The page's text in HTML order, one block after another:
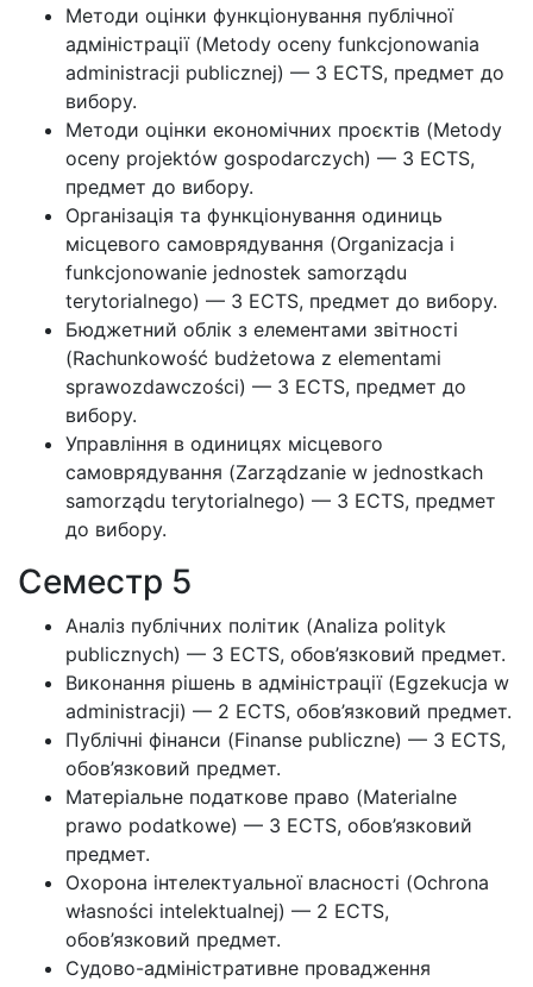
Методи оцінки функціонування публічної
адміністрації (Metody oceny funkcjonowania
administracji publicznej) — 3 ECTS, предмет до
вибору.
Методи оцінки економічних проєктів (Metody
oceny projektów gospodarczych) — 3 ECTS,
предмет до вибору.
Організація та функціонування одиниць
місцевого самоврядування (Organizacja i
funkcjonowanie jednostek samorządu
terytorialnego) — 3 ECTS, предмет до вибору.
Бюджетний облік з елементами звітності
(Rachunkowość budżetowa z elementami
sprawozdawczości) — 3 ECTS, предмет до
вибору.
Управління в одиницях місцевого
самоврядування (Zarządzanie w jednostkach
samorządu terytorialnego) — 3 ECTS, предмет
до вибору.
Семестр 5
Аналіз публічних політик (Analiza polityk
publicznych) — 3 ECTS, обов’язковий предмет.
Виконання рішень в адміністрації (Egzekucja w
administracji) — 2 ECTS, обов’язковий предмет.
Публічні фінанси (Finanse publiczne) — 3 ECTS,
обов’язковий предмет.
Матеріальне податкове право (Materialne
prawo podatkowe) — 3 ECTS, обов’язковий
предмет.
Охорона інтелектуальної власності (Ochrona
własności intelektualnej) — 2 ECTS,
обов’язковий предмет.
Судово-адміністративне провадження